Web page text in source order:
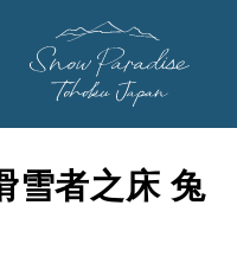
雪者之床 兔